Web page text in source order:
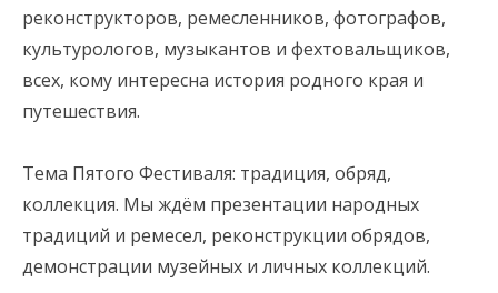
реконструкторов, ремесленников, фотографов,
культурологов, музыкантов и фехтовальщиков,
всех, кому интересна история родного края и
путешествия.
Тема Пятого Фестиваля: традиция, обряд,
коллекция. Мы ждём презентации народных
традиций и ремесел, реконструкции обрядов,
демонстрации музейных и личных коллекций.